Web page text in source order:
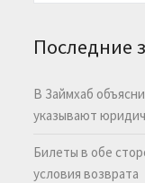
Последние
В Займхаб
указывают
Билеты в обе
условия возврата